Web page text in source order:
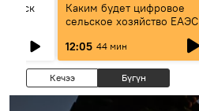
Каким будет цифровое
сельское хозяйство ЕАЭС
12:05 44 мин
Кечээ Бүгүн